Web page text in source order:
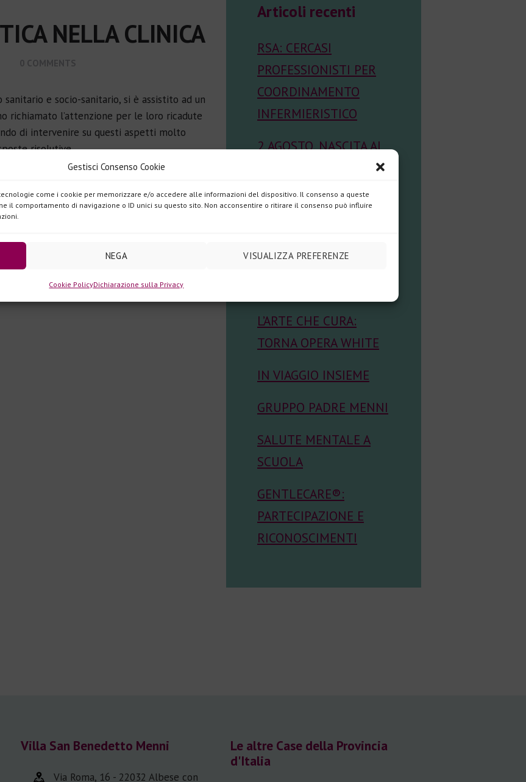
Gestisci Consenso Cookie
come i cookie per memorizzare e/o accedere alle informazioni del dispositivo. Il consenso a queste
il comportamento di navigazione o ID unici su questo sito. Non acconsentire o ritirare il consenso può influire
NEGA VISUALIZZA PREFERENZE
Cookie PolicyDichiarazione sulla Privacy
NELLA CLINICA
e socio-sanitario, si è assistito ad un
richiamato l’attenzione per le loro ricadute
di intervenire su questi aspetti molto
risolutive…
Articoli recenti
RSA: CERCASI
PROFESSIONISTI PER
COORDINAMENTO
INFERMIERISTICO
2 AGOSTO, NASCITA AL
ANGUSTIA GIMENEZ
VERA
L’ARTE CHE CURA:
TORNA OPERA WHITE
IN VIAGGIO INSIEME
GRUPPO PADRE MENNI
SALUTE MENTALE A
SCUOLA
GENTLECARE®:
PARTECIPAZIONE E
RICONOSCIMENTI
Villa San Benedetto Menni
Via Roma, 16 - 22032 Albese con
Le altre Case della Provincia
d'Italia